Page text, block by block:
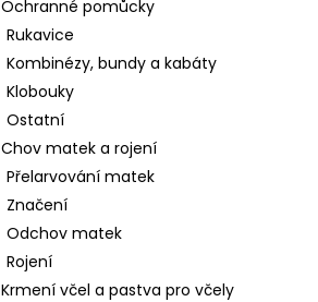
Ochranné pomůcky
Rukavice
Kombinézy, bundy a kabáty
Klobouky
Ostatní
Chov matek a rojení
Přelarvování matek
Značení
Odchov matek
Rojení
Krmení včel a pastva pro včely